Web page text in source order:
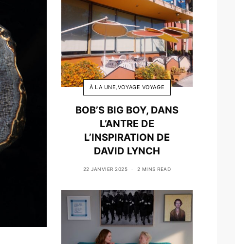
À LA UNE VOYAGE VOYAGE
BOB’S BIG BOY, DANS
L’ANTRE DE
L’INSPIRATION DE
DAVID LYNCH
22 JANVIER 2025 2 MINS READ